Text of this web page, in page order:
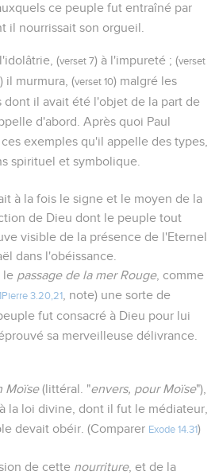
ce peuple fut entraîné par
il nourrissait son orgueil.
(verset 7) à l'impureté ; (verset
) il murmura, (verset 10) malgré les
dont il avait été l'objet de la part de
d'abord. Après quoi Paul
exemples qu'il appelle des types,
spirituel et symbolique.
à la fois le signe et le moyen de la
de Dieu dont le peuple tout
visible de la présence de l'Eternel
dans l'obéissance.
le passage de la mer Rouge, comme
3.20,21
, note) une sorte de
fut consacré à Dieu pour lui
sa merveilleuse délivrance.
Moïse(littéral. "envers, pour Moïse"),
la loi divine, dont il fut le médiateur,
devait obéir. (Comparer Exode 14.31)
de cette nourriture, et de la